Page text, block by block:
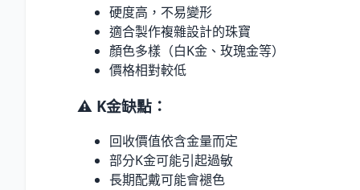
硬度高，不易變形
適合製作複雜設計的珠寶
顏色多樣（白K金、玫瑰金等）
價格相對較低
⚠️ K金缺點：
回收價值依含金量而定
部分K金可能引起過敏
長期配戴可能會褪色